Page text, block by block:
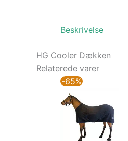
Beskrivelse
HG Cooler Dækken
Relaterede varer
-65%